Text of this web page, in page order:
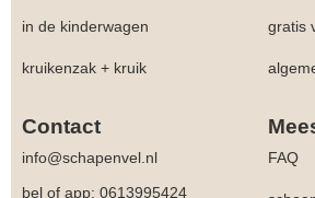
in de kinderwagen gratis
kruikenzak + kruik
Contact
info@schapenvel.nl
FAQ
bel of app: 0613995424